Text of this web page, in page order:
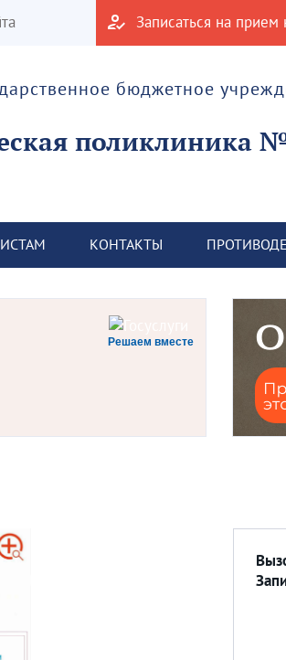
Записаться на прием
бюджетное
поликлиника
КОНТАКТЫ
Решаем вместе